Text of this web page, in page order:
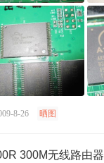
8-26 晒图
300M无线路由器